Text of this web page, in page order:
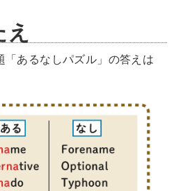
「あるなしパズル」の答えは